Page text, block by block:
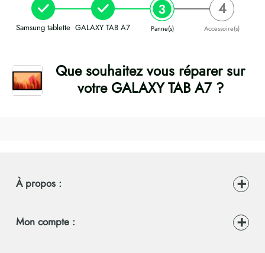
Samsung tablette GALAXY TAB A7 Panne(s) Accessoire(s)
Que souhaitez vous réparer sur
votre GALAXY TAB A7 ?
À propos :
Mon compte :